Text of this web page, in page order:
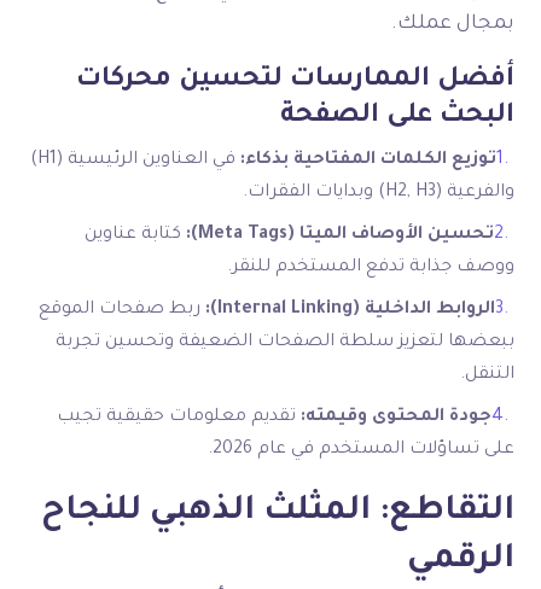
بمجال عملك.
أفضل الممارسات لتحسين محركات
البحث على الصفحة
توزيع الكلمات المفتاحية بذكاء:
في العناوين الرئيسية (H1)
والفرعية (H2, H3) وبدايات الفقرات.
تحسين الأوصاف الميتا (Meta Tags):
كتابة عناوين
ووصف جذابة تدفع المستخدم للنقر.
الروابط الداخلية (Internal Linking):
ربط صفحات الموقع
ببعضها لتعزيز سلطة الصفحات الضعيفة وتحسين تجربة
التنقل.
جودة المحتوى وقيمته: تقديم معلومات حقيقية تجيب
على تساؤلات المستخدم في عام 2026.
التقاطع: المثلث الذهبي للنجاح
الرقمي